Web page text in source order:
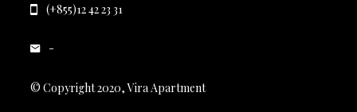
(+855)12 42 23 31
-
© Copyright 2020, Vira Apartment